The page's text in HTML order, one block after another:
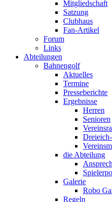
Mitgliedschaft
Satzung
Clubhaus
Fan-Artikel
Forum
Links
Abteilungen
Bahnengolf
Aktuelles
Termine
Presseberichte
Ergebnisse
Herren
Senioren
die Abteilung
Galerie
Robo
Regeln